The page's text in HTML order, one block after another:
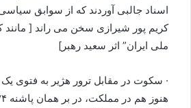
اسناد جالبی آوردند که از سوابق
کریم پور شیرازی سخن می راند [
ملی ایران” اثر سعید رهبر]
· سکوت در مقابل ترور هژیر به فتوی